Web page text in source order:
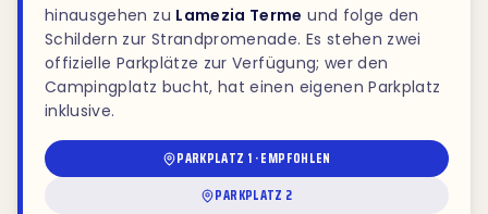
hinausgehen zu Lamezia Terme und folge den
Schildern zur Strandpromenade. Es stehen zwei
offizielle Parkplätze zur Verfügung; wer den
Campingplatz bucht, hat einen eigenen Parkplatz
inklusive.
PARKPLATZ 1 · EMPFOHLEN
PARKPLATZ 2